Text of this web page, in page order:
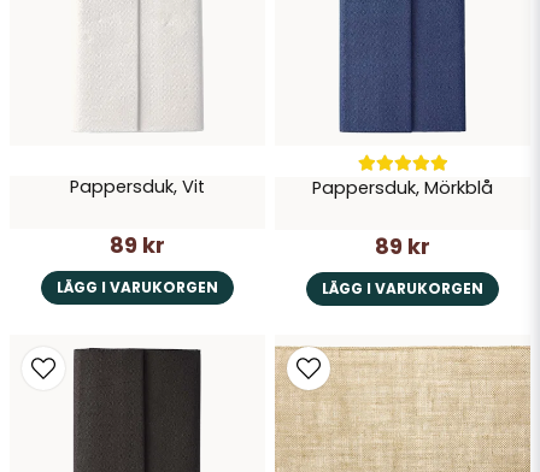
Pappersduk, Vit
89 kr
LÄGG I VARUKORGEN
Pappersduk, Mörkblå
89 kr
LÄGG I VARUKORGEN